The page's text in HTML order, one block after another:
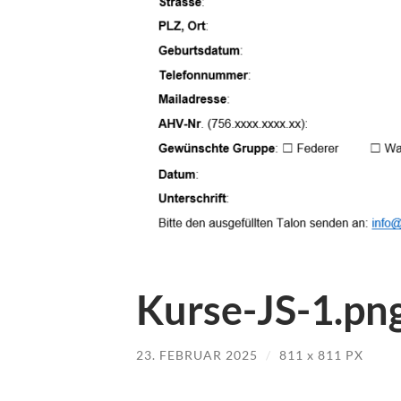
Kurse-JS-
23. FEBRUAR 2025 / 811 x 811 PX